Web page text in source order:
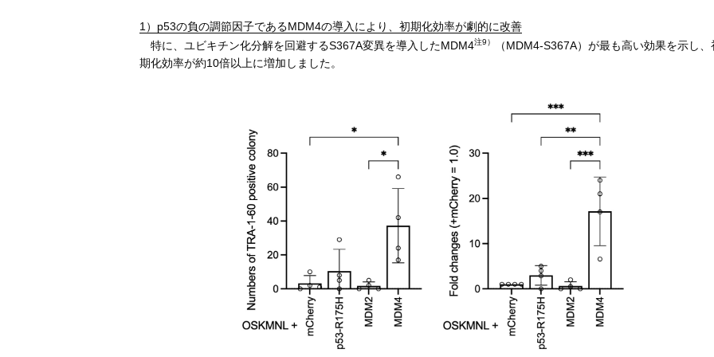
1）p53の負の調節因子であるMDM4の導入により、初期化効率が劇的に改善
特に、ユビキチン化分解を回避するS367A変異を導入したMDM4注9）
（MDM4-S367A）が最も高い効果を示し、
期化効率が約10倍以上に増加しました。